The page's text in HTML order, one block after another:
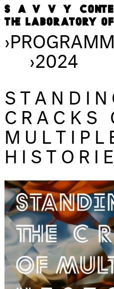
›PROGRAMM
›2024
CRACKS